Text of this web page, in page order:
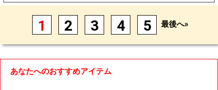
1 2 3 4 5 最後へ»
あなたへのおすすめアイテム